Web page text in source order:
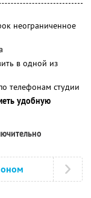
неограниченное
в одной из
телефонам студии
удобную